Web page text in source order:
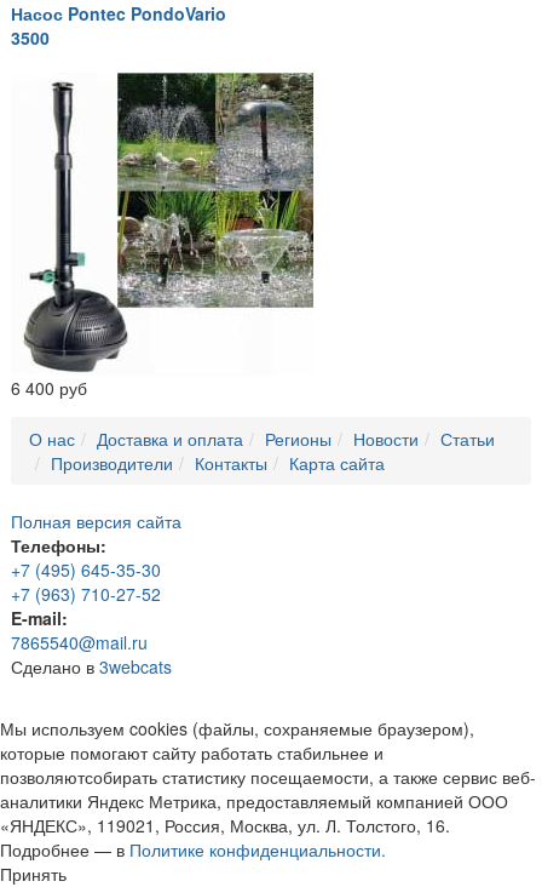
Насос Pontec PondoVario
3500
6 400 руб
О нас Доставка и оплата Регионы Новости
Статьи
Производители
Контакты Карта сайта
Полная версия сайта
Телефоны:
+7 (495) 645-35-30
+7 (963) 710-27-52
E-mail:
7865540@mail.ru
Сделано в 3webcats
Мы используем cookies (файлы, сохраняемые браузером),
которые помогают сайту работать стабильнее и
позволяютсобирать статистику посещаемости, а также сервис веб-
аналитики Яндекс Метрика, предоставляемый компанией ООО
«ЯНДЕКС», 119021, Россия, Москва, ул. Л. Толстого, 16.
Подробнее — в Политике конфиденциальности.
Принять